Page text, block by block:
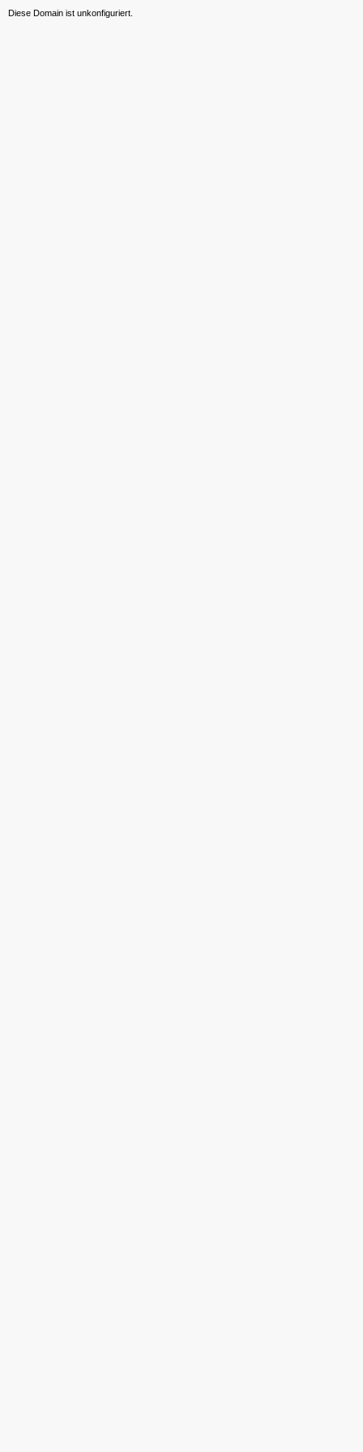
Diese Domain ist unkonfiguriert.